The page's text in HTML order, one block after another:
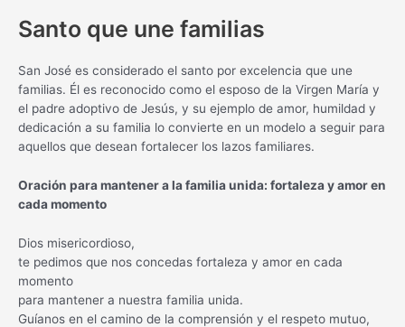
Santo que une familias
San José es considerado el santo por excelencia que une
familias. Él es reconocido como el esposo de la Virgen María y
el padre adoptivo de Jesús, y su ejemplo de amor, humildad y
dedicación a su familia lo convierte en un modelo a seguir para
aquellos que desean fortalecer los lazos familiares.
Oración para mantener a la familia unida: fortaleza y amor en
cada momento
Dios misericordioso,
te pedimos que nos concedas fortaleza y amor en cada
momento
para mantener a nuestra familia unida.
Guíanos en el camino de la comprensión y el respeto mutuo,